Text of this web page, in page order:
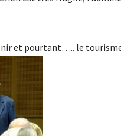
et pourtant….. le tourisme